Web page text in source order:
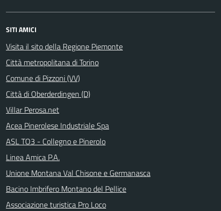
SITI AMICI
Visita il sito della Regione Piemonte
Città metropolitana di Torino
Comune di Pizzoni (VV)
Città di Oberderdingen (D)
Villar Perosa.net
Acea Pinerolese Industriale Spa
ASL TO3 - Collegno e Pinerolo
Linea Amica P.A.
Unione Montana Val Chisone e Germanasca
Bacino Imbrifero Montano del Pellice
Associazione turistica Pro Loco